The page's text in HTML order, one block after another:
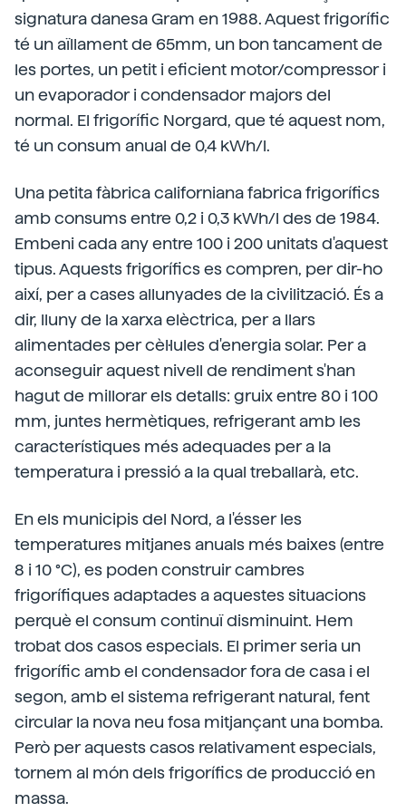
signatura danesa Gram en 1988. Aquest frigorífic
té un aïllament de 65mm, un bon tancament de
les portes, un petit i eficient motor/compressor i
un evaporador i condensador majors del
normal. El frigorífic Norgard, que té aquest nom,
té un consum anual de 0,4 kWh/l.
Una petita fàbrica californiana fabrica frigorífics
amb consums entre 0,2 i 0,3 kWh/l des de 1984.
Embeni cada any entre 100 i 200 unitats d'aquest
tipus. Aquests frigorífics es compren, per dir-ho
així, per a cases allunyades de la civilització. És a
dir, lluny de la xarxa elèctrica, per a llars
alimentades per cèl·lules d'energia solar. Per a
aconseguir aquest nivell de rendiment s'han
hagut de millorar els detalls: gruix entre 80 i 100
mm, juntes hermètiques, refrigerant amb les
característiques més adequades per a la
temperatura i pressió a la qual treballarà, etc.
En els municipis del Nord, a l'ésser les
temperatures mitjanes anuals més baixes (entre
8 i 10 °C), es poden construir cambres
frigorífiques adaptades a aquestes situacions
perquè el consum continuï disminuint. Hem
trobat dos casos especials. El primer seria un
frigorífic amb el condensador fora de casa i el
segon, amb el sistema refrigerant natural, fent
circular la nova neu fosa mitjançant una bomba.
Però per aquests casos relativament especials,
tornem al món dels frigorífics de producció en
massa.